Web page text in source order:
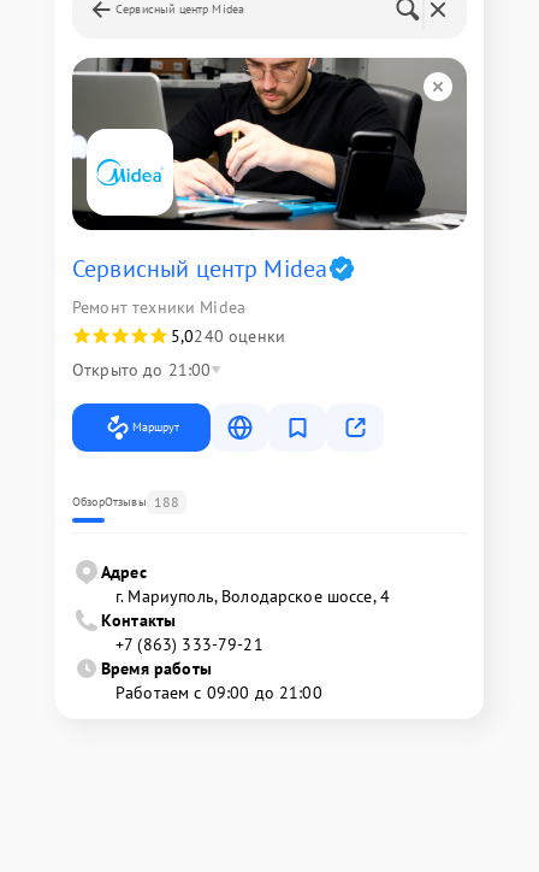
Сервисный центр Midea
Сервисный центр Midea
Ремонт техники Midea
5,0240 оценки
Открыто до 21:00
Маршрут
ОбзорОтзывы 188
Адрес
г. Мариуполь, Володарское шоссе, 4
Контакты
+7 (863) 333-79-21
Время работы
Работаем с 09:00 до 21:00